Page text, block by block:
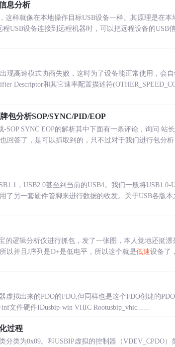
息分析
这样就像在本地操作目标USB设备一样。其原理是在
程USB设备连接到远程机器时，可以把远程设备的USB
现高速模式协商失败，这时为了设备能正常使用，会自
Descriptor和其它速率配置描述符
包分析SOP/SYNC/PID/EOP
SOP SYNC EOP的解析其中下面有一条评论，询问 站
回答了，是可以抓取到的，只不过对于我们进行包分
，USB2.0甚至到当前的USB4。我们一般将
了另一套硬件管脚来进行数据的收发。关于USB各版
逻辑分析仪进行抓包，发了一张图，本人觉地还挺漂
以并且J序列是D+是低电平，所以这个就是低速设备了
虚拟出来的PDO的FDO,但同样也是这个FDO创建的
文件硬件IDusbip-win VHIC Rootusbip_vhic......
过程
分类为0x09。和USBIP虚拟的控制器（VDEV_CPDO）